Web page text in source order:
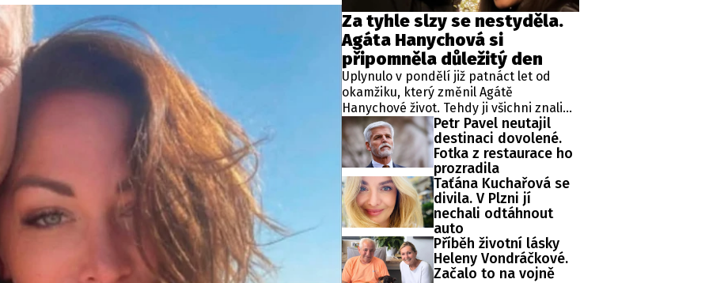
Máte pro nás důležitou zprávu, příběh, fotografie, videa?
Pošlete nám mail na:
Nejlepší z vás odměníme
Za tyhle slzy se nestyděla.
Agáta Hanychová si
připomněla důležitý den
Uplynulo v pondělí již patnáct let od
okamžiku, který změnil Agátě
Hanychové život. Tehdy ji všichni znali
jako rebelku ze stránek bulvárních
médií. Jenže v létě 2011 se začal psát
docela jiný životní příběh.
Petr Pavel neutajil
destinaci dovolené.
Fotka z restaurace ho
prozradila
Taťána Kuchařová se
divila. V Plzni jí
nechali odtáhnout
auto
Příběh životní lásky
Heleny Vondráčkové.
Začalo to na vojně